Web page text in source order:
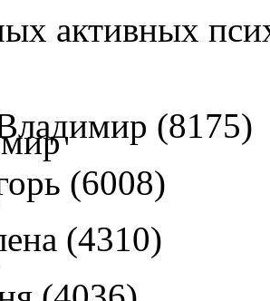
активных
(8175)
(6008)
(4310)